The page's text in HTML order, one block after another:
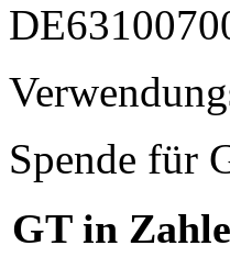
Spende für
GT in